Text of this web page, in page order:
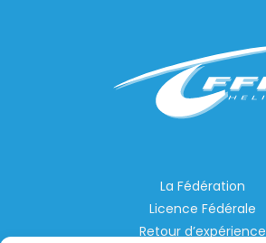
La Fédération
Licence Fédérale
Retour d’expérience